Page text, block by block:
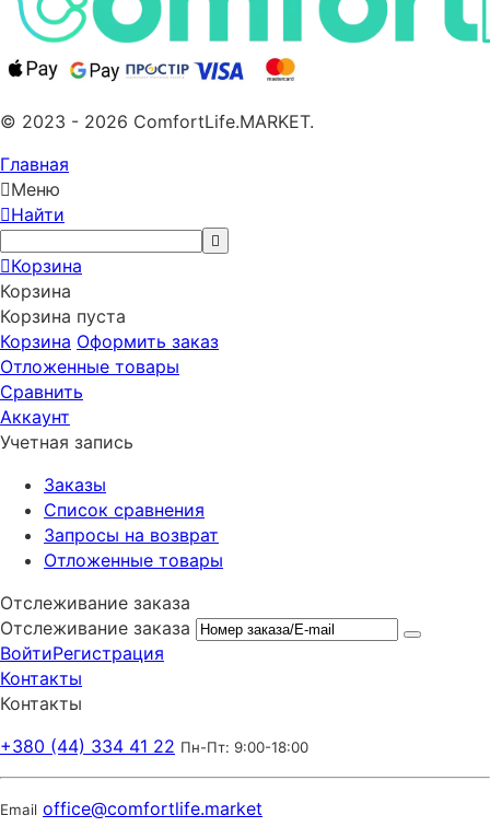
© 2023 - 2026 ComfortLife.MARKET.
Главная
Меню
Найти
Корзина
Корзина
Корзина пуста
Корзина Оформить заказ
Отложенные товары
Сравнить
Аккаунт
Учетная запись
Заказы
Список сравнения
Запросы на возврат
Отложенные товары
Отслеживание заказа
Отслеживание заказа
ВойтиРегистрация
Контакты
Контакты
+380 (44) 334 41 22 Пн-Пт: 9:00-18:00
Email office@comfortlife.market